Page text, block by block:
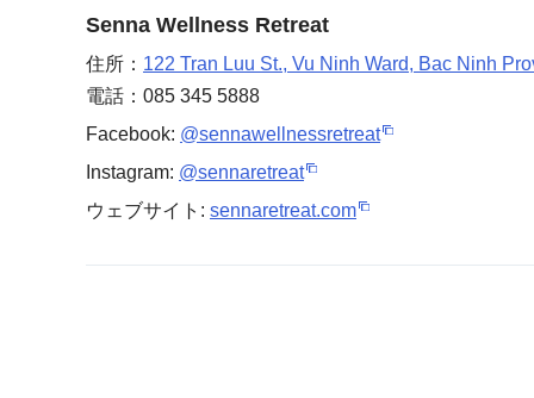
Senna Wellness Retreat
住所： 122 Tran Luu St., Vu Ninh Ward, Bac Ninh
電話：085 345 5888
Facebook: @sennawellnessretreat
Instagram: @sennaretreat
ウェブサイト: sennaretreat.com